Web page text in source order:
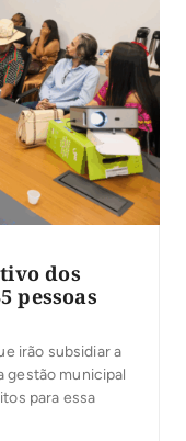
dos
pessoas
irão subsidiar a
gestão municipal
para essa